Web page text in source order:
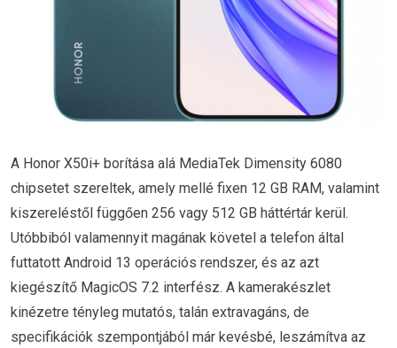
A Honor X50i+ borítása alá MediaTek Dimensity 6080
chipsetet szereltek, amely mellé fixen 12 GB RAM, valamint
kiszereléstől függően 256 vagy 512 GB háttértár kerül.
Utóbbiból valamennyit magának követel a telefon által
futtatott Android 13 operációs rendszer, és az azt
kiegészítő MagicOS 7.2 interfész. A kamerakészlet
kinézetre tényleg mutatós, talán extravagáns, de
specifikációk szempontjából már kevésbé, leszámítva az